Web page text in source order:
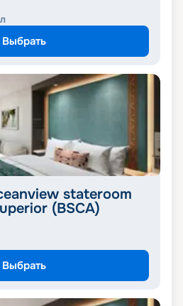
Выбрать
stateroom
(BSCA)
Выбрать